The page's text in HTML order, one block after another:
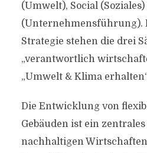
(Umwelt), Social
(Unternehmensführung).
Strategie stehen die drei
„verantwortlich
„Umwelt & Klima
Die Entwicklung von
Gebäuden ist ein
nachhaltigen